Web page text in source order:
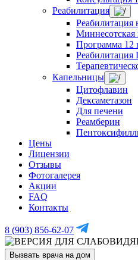
Реабилитация
Реабилитация
Миннесотская
Программа 12
Реабилитация
Капельницы
Цитофлавин
Дексаметазон
Для печени
Реамберин
Цены
Лицензии
Отзывы
Фотогалерея
Акции
FAQ
Контакты
8 (903) 856-62-07
Вызвать врача на дом